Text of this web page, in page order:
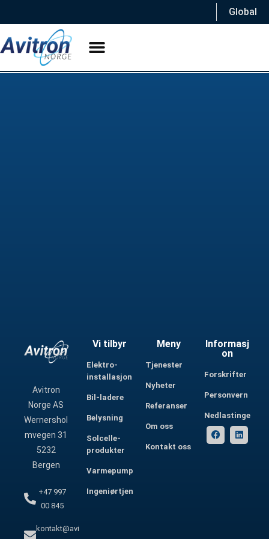
Global
Avitron
Norge AS
Wernershol
mvegen 31
5232
Bergen
+47 997
00 845
kontakt@avi
Vi tilbyr
Elektro-
installasjon
Bil-ladere
Belysning
Solcelle-
produkter
Varmepumper
Ingeniørtjenester
Meny
Tjenester
Nyheter
Referanser
Om oss
Kontakt oss
Informasj
on
Forskrifter
Personvern
Nedlastinger